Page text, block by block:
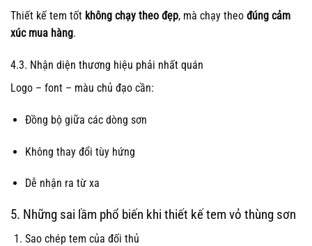
Thiết kế tem tốt không chạy theo đẹp, mà chạy theo đúng cảm
xúc mua hàng.
4.3. Nhận diện thương hiệu phải nhất quán
Logo – font – màu chủ đạo cần:
Đồng bộ giữa các dòng sơn
Không thay đổi tùy hứng
Dễ nhận ra từ xa
5. Những sai lầm phổ biến khi thiết kế tem vỏ thùng sơn
Sao chép tem của đối thủ